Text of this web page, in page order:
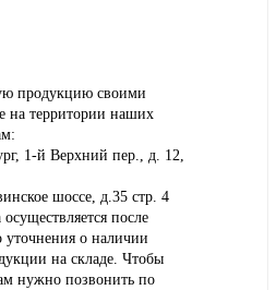
продукцию своими
на территории наших
1-й Верхний пер., д. 12,
шоссе, д.35 стр. 4
после
уточнения о наличии
на складе. Чтобы
нужно позвонить по